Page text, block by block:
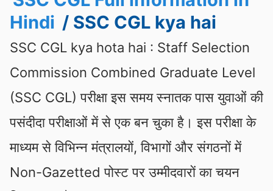
Hindi / SSC CGL kya hai
SSC CGL kya hota hai : Staff Selection
Commission Combined Graduate Level
(SSC CGL) परीक्षा इस समय स्नातक पास युवाओं की
पसंदीदा परीक्षाओं में से एक बन चुका है। इस परीक्षा के
माध्यम से विभिन्न मंत्रालयों, विभागों और संगठनों में
Non-Gazetted पोस्ट पर उम्मीदवारों का चयन